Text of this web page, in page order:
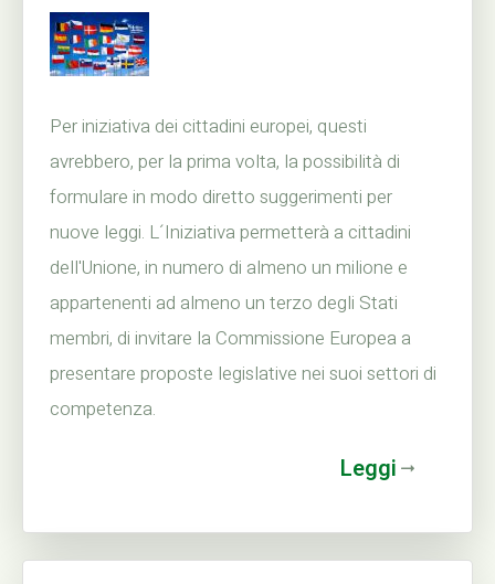
Per iniziativa dei cittadini europei, questi
avrebbero, per la prima volta, la possibilità di
formulare in modo diretto suggerimenti per
nuove leggi. L´Iniziativa permetterà a cittadini
dell'Unione, in numero di almeno un milione e
appartenenti ad almeno un terzo degli Stati
membri, di invitare la Commissione Europea a
presentare proposte legislative nei suoi settori di
competenza.
Leggi